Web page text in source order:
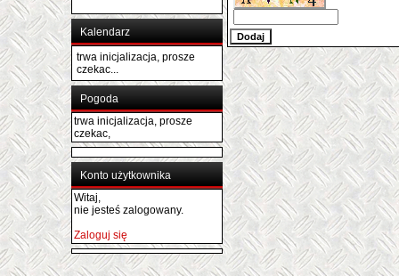
Kalendarz
trwa inicjalizacja, prosze
czekac...
Pogoda
trwa inicjalizacja, prosze
czekac,
Konto użytkownika
Witaj,
nie jesteś zalogowany.
Zaloguj się